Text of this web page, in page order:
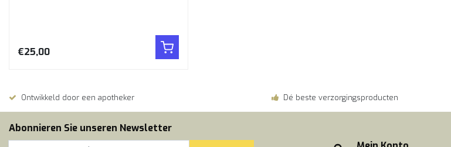
€25,00
Ontwikkeld door een apotheker Dé beste verzorgingsproducten
Abonnieren Sie unseren Newsletter